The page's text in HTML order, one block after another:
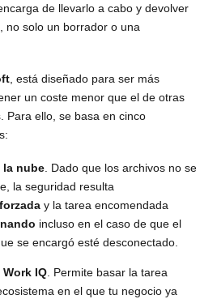
de llevarlo a cabo y devolver
, no solo un borrador o una
, está diseñado para ser más
un coste menor que el de otras
Para ello, se basa en cinco
la nube. Dado que los archivos no se
la seguridad resulta
y la tarea encomendada
incluso en el caso de que el
se encargó esté desconectado.
IQ. Permite basar la tarea
en el que tu negocio ya